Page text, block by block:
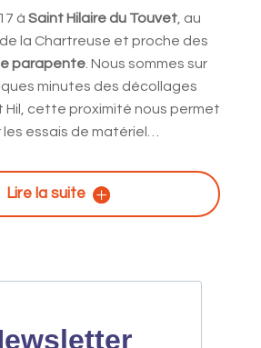
à Saint Hilaire du Touvet, au
la Chartreuse et proche des
parapente. Nous sommes sur
minutes des décollages
Hil, cette proximité nous permet
essais de matériel…
Lire la suite